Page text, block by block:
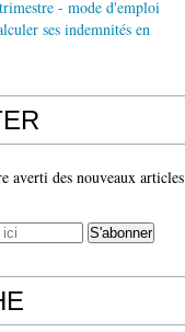
- mode d'emploi
ses indemnités en
averti des nouveaux articles